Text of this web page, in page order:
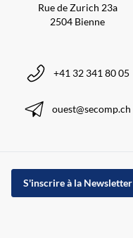
Rue de Zurich 23a
2504 Bienne
+41 32 341 80 05
ouest@secomp.ch
S'inscrire à la Newsletter